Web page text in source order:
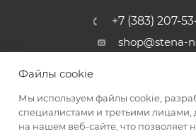
+7 (383) 207-
shop@stena-
г.Новосибирск
ПОЛИТИКА
Файлы cookie
Мы используем файлы cookie,
специалистами и третьими лицами,
на нашем веб-сайте, что позволяет